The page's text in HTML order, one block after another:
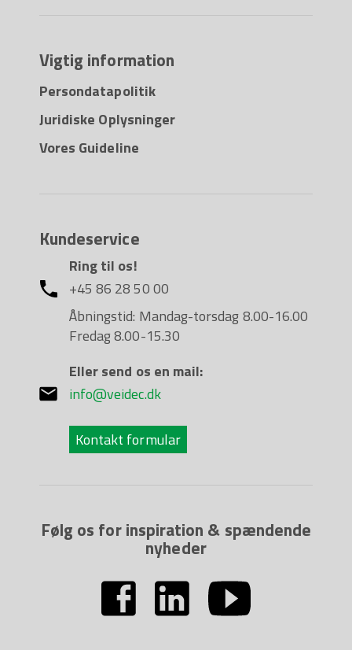
Vigtig information
Persondatapolitik
Juridiske Oplysninger
Vores Guideline
Kundeservice
Ring til os!
+45 86 28 50 00
Åbningstid: Mandag-torsdag 8.00-16.00
Fredag 8.00-15.30
Eller send os en mail:
info@veidec.dk
Kontakt formular
Følg os for inspiration & spændende
nyheder